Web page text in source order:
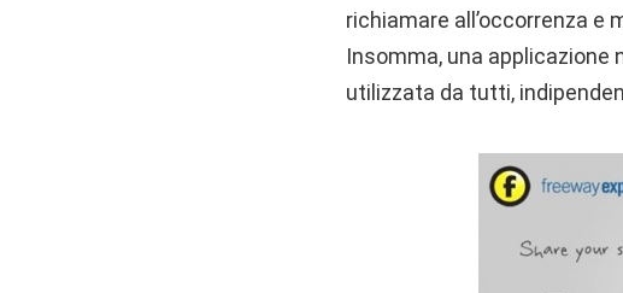
richiamare all’occorrenza e
Insomma, una
utilizzata da tutti,